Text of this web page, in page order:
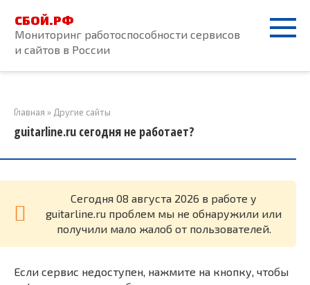
контенту
СБОЙ.РФ
Мониторинг работоспособности сервисов
и сайтов в России
Главная » Другие сайты
guitarline.ru сегодня не работает?
Cегодня 08 августа 2026 в работе у
guitarline.ru проблем мы не обнаружили или
получили мало жалоб от пользователей.
Если сервис недоступен, нажмите на кнопку, чтобы